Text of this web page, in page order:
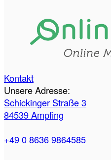
Kontakt
Unsere Adresse:
Schickinger Straße 3
84539 Ampfing
+49 0 8636 9864585